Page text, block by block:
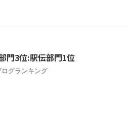
門3位:駅伝部門1位
ログランキング